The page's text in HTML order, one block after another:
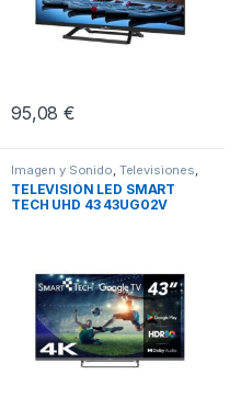
95,08€
Imagen y Sonido Televisiones
TV de 43 pulgadas
TELEVISIÓN LED SMART
TECH UHD 43 43UG02V